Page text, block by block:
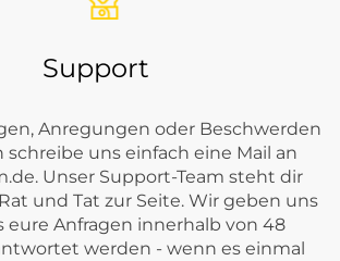
Support
Anregungen oder Beschwerden
schreibe uns einfach eine Mail an
. Unser Support-Team steht dir
und Tat zur Seite. Wir geben uns
eure Anfragen innerhalb von 48
werden - wenn es einmal